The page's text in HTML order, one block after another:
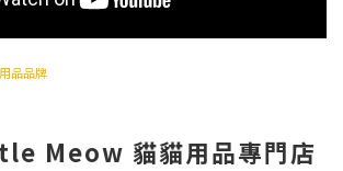
Meow 貓貓用品專門店